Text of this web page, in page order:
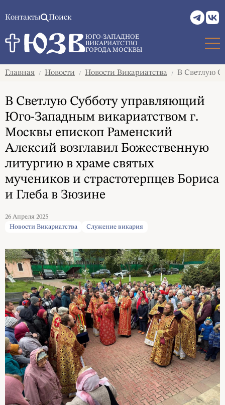
Контакты Поиск
ЮГО-ЗАПАДНОЕ
ВИКАРИАТСТВО
ГОРОДА МОСКВЫ
Главная / Новости / Новости Викариатства / В Светлую
В Светлую Субботу управляющий
Юго-Западным викариатством г.
Москвы епископ Раменский
Алексий возглавил Божественную
литургию в храме святых
мучеников и страстотерпцев Бориса
и Глеба в Зюзине
26 Апреля 2025
Новости Викариатства
Служение викария